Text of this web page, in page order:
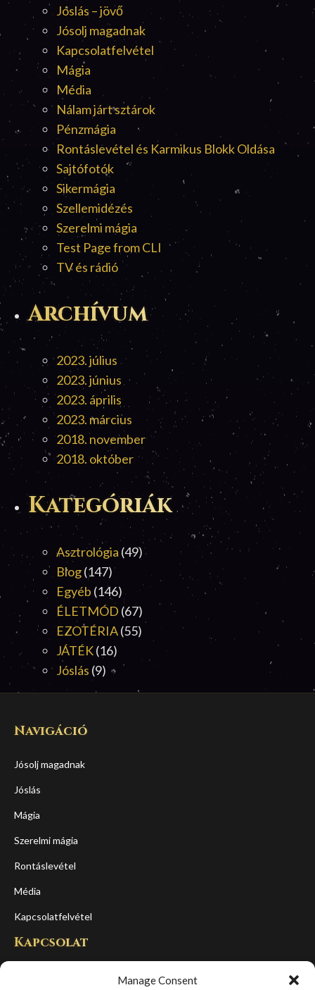
Manage Consent
Jóslás – jövő
Jósolj magadnak
Kapcsolatfelvétel
Mágia
Média
Nálam járt sztárok
Pénzmágia
Rontáslevétel és Karmikus Blokk Oldása
Sajtófotók
Sikermágia
Szellemidézés
Szerelmi mágia
Test Page from CLI
TV és rádió
Archívum
2023. július
2023. június
2023. április
2023. március
2018. november
2018. október
Kategóriák
Asztrológia (49)
Blog(147)
Egyéb (146)
ÉLETMÓD (67)
EZOTÉRIA(55)
JÁTÉK(16)
Jóslás(9)
Navigáció
Jósolj magadnak
Jóslás
Mágia
Szerelmi mágia
Rontáslevétel
Média
Kapcsolatfelvétel
Kapcsolat